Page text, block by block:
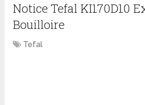
Notice Tefal KI170D10
Bouilloire
Tefal